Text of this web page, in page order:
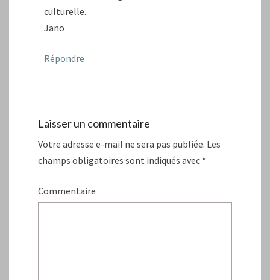
culturelle.
Jano
Répondre
Laisser un commentaire
Votre adresse e-mail ne sera pas publiée. Les
champs obligatoires sont indiqués avec *
Commentaire